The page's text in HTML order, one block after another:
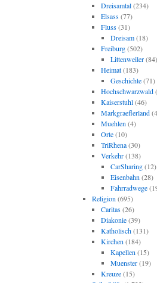
Dreisamtal(234)
Elsass(77)
Fluss(31)
Dreisam(18)
Freiburg(502)
Littenweiler(84)
Heimat(183)
Geschichte(71)
Hochschwarzwald
Kaiserstuhl(46)
Markgraeflerland
Muehlen (4)
Orte(10)
TriRhena(30)
Verkehr(138)
CarSharing(12)
Eisenbahn (28)
Fahrradwege
Religion (695)
Caritas(26)
Diakonie(39)
Katholisch(131)
Kirchen (184)
Kapellen (15)
Muenster(19)
Kreuze(15)